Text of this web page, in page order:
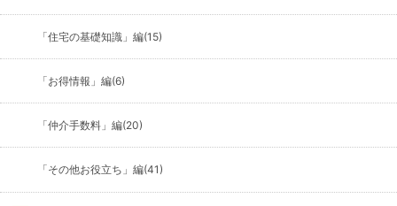
「住宅の基礎知識」編(15)
「お得情報」編(6)
「仲介手数料」編(20)
「その他お役立ち」編(41)